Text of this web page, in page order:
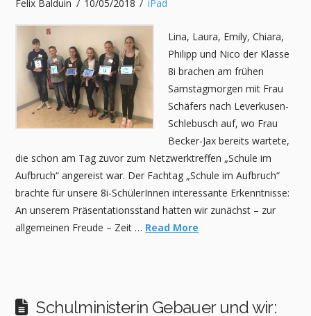
Felix Balduin 10/05/2018 iPad
Lina, Laura, Emily, Chiara,
Philipp und Nico der Klasse
8i brachen am frühen
Samstagmorgen mit Frau
Schäfers nach Leverkusen-
Schlebusch auf, wo Frau
Becker-Jax bereits wartete,
die schon am Tag zuvor zum Netzwerktreffen „Schule im
Aufbruch“ angereist war. Der Fachtag „Schule im Aufbruch“
brachte für unsere 8i-SchülerInnen interessante Erkenntnisse:
An unserem Präsentationsstand hatten wir zunächst – zur
allgemeinen Freude – Zeit … Read More
Schulministerin Gebauer und wir: